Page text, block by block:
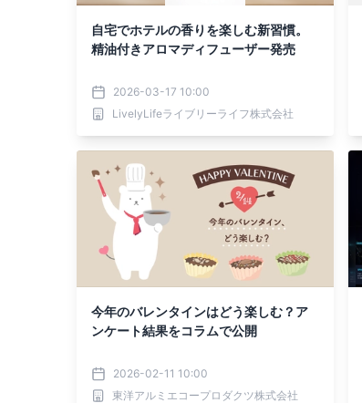
自宅でホテルの香りを楽しむ新習慣。
精油付きアロマディフューザー発売
2026-03-17 10:00
LivelyLifeライブリーライフ株式会社
今年のバレンタインはどう楽しむ？ア
ンケート結果をコラムで公開
2026-02-11 10:00
東洋アルミエコープロダクツ株式会社